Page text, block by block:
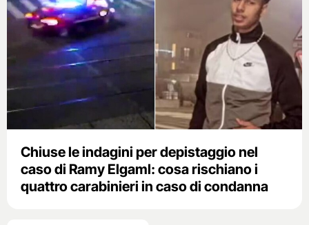
Chiuse le indagini per depistaggio nel
caso di Ramy Elgaml: cosa rischiano i
quattro carabinieri in caso di condanna